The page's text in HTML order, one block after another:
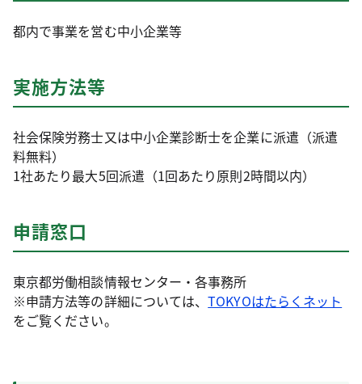
都内で事業を営む中小企業等
実施方法等
社会保険労務士又は中小企業診断士を企業に派遣（派遣
料無料）
1社あたり最大5回派遣（1回あたり原則2時間以内）
申請窓口
東京都労働相談情報センター・各事務所
※申請方法等の詳細については、TOKYOはたらくネット
をご覧ください。